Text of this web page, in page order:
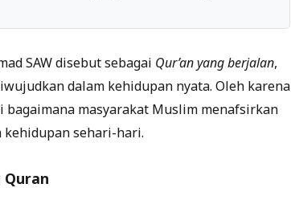
SAW disebut sebagai Qur’an yang berjalan,
dalam kehidupan nyata. Oleh karena
bagaimana masyarakat Muslim menafsirkan
kehidupan sehari-hari.
Quran